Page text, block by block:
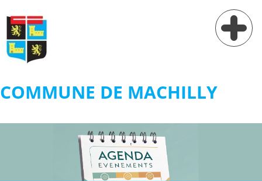
COMMUNE DE MACHILLY
Vie pratique
Services